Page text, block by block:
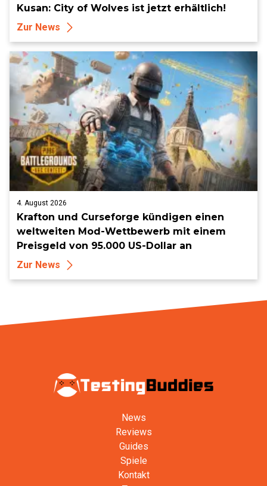
Kusan: City of Wolves ist jetzt erhältlich!
Zur News
4. August 2026
Krafton und Curseforge kündigen einen
weltweiten Mod-Wettbewerb mit einem
Preisgeld von 95.000 US-Dollar an
Zur News
News
Reviews
Guides
Spiele
Kontakt